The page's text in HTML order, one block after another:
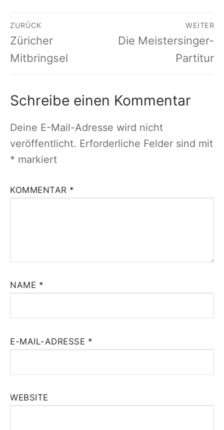
Beitragsnavigation
ZURÜCK
Vorheriger
Beitrag:
Züricher
Mitbringsel
WEITER
Nächster
Die Meistersinger-
Partitur
Schreibe einen Kommentar
Deine E-Mail-Adresse wird nicht
veröffentlicht. Erforderliche Felder sind mit
* markiert
KOMMENTAR *
NAME *
E-MAIL-ADRESSE *
WEBSITE